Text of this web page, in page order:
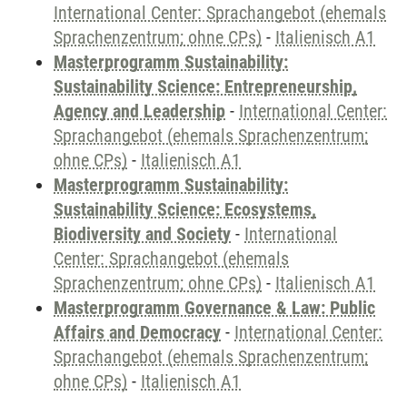
International Center: Sprachangebot (ehemals
Sprachenzentrum; ohne CPs) - Italienisch A1
Masterprogramm Sustainability:
Sustainability Science: Entrepreneurship,
Agency and Leadership - International Center:
Sprachangebot (ehemals Sprachenzentrum;
ohne CPs) - Italienisch A1
Masterprogramm Sustainability:
Sustainability Science: Ecosystems,
Biodiversity and Society - International
Center: Sprachangebot (ehemals
Sprachenzentrum; ohne CPs) - Italienisch A1
Masterprogramm Governance & Law: Public
Affairs and Democracy - International Center:
Sprachangebot (ehemals Sprachenzentrum;
ohne CPs) - Italienisch A1